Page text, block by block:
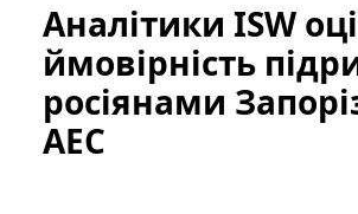
Аналітики ISW
ймовірність
росіянами
АЕС